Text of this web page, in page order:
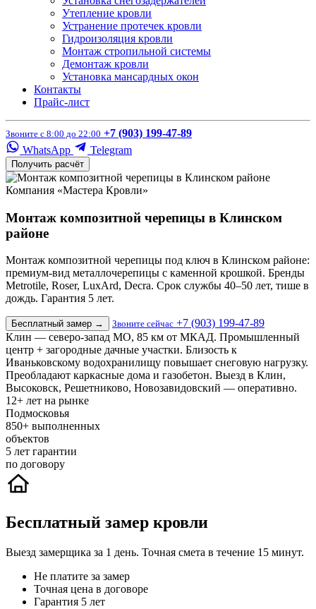
Утепление кровли
Устранение протечек кровли
Гидроизоляция кровли
Монтаж стропильной системы
Демонтаж кровли
Установка мансардных окон
Контакты
Прайс-лист
Звоните с 8:00 до 22:00 +7 (903) 199-47-89
WhatsApp
Telegram
Получить расчёт
Компания «Мастера Кровли»
Монтаж композитной черепицы в Клинском
районе
Монтаж композитной черепицы под ключ в Клинском районе:
премиум-вид металлочерепицы с каменной крошкой. Бренды
Metrotile, Roser, LuxArd, Decra. Срок службы 40–50 лет, тише в
дождь. Гарантия 5 лет.
Бесплатный замер → Звоните сейчас +7 (903) 199-47-89
Клин — северо-запад МО, 85 км от МКАД. Промышленный
центр + загородные дачные участки. Близость к
Иваньковскому водохранилищу повышает снеговую нагрузку.
Преобладают каркасные дома и газобетон. Выезд в Клин,
Высоковск, Решетниково, Новозавидовский — оперативно.
12+ лет на рынке
Подмосковья
850+ выполненных
объектов
5 лет гарантии
по договору
Бесплатный замер кровли
Выезд замерщика за 1 день. Точная смета в течение 15 минут.
Не платите за замер
Точная цена в договоре
Гарантия 5 лет